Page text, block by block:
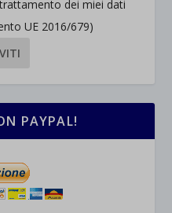
dei miei dati
UE 2016/679)
PAYPAL!